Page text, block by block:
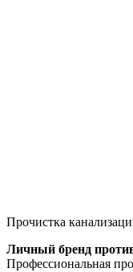
Прочистка
Личный бренд
Профессиональная